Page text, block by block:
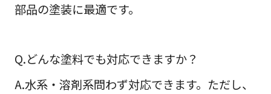
部品の塗装に最適です。
Q.どんな塗料でも対応できますか？
A.水系・溶剤系問わず対応できます。ただし、